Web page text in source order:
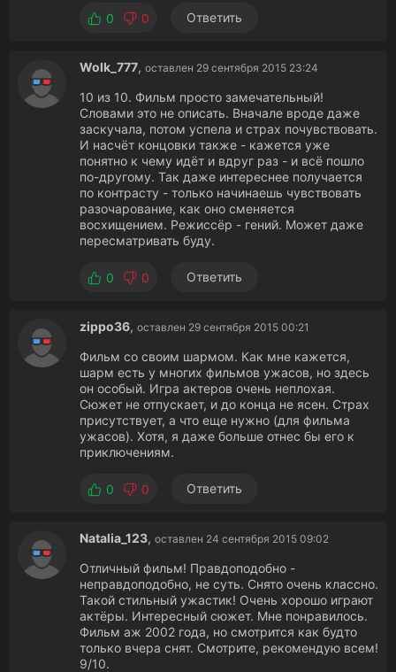
0 0 Ответить
Wolk_777, оставлен 29 сентября 2015 23:24
10 из 10. Фильм просто замечательный!
Словами это не описать. Вначале вроде даже
заскучала, потом успела и страх почувствовать.
И насчёт концовки также - кажется уже
понятно к чему идёт и вдруг раз - и всё пошло
по-другому. Так даже интереснее получается
по контрасту - только начинаешь чувствовать
разочарование, как оно сменяется
восхищением. Режиссёр - гений. Может даже
пересматривать буду.
0 0 Ответить
zippo36, оставлен 29 сентября 2015 00:21
Фильм со своим шармом. Как мне кажется,
шарм есть у многих фильмов ужасов, но здесь
он особый. Игра актеров очень неплохая.
Сюжет не отпускает, и до конца не ясен. Страх
присутствует, а что еще нужно (для фильма
ужасов). Хотя, я даже больше отнес бы его к
приключениям.
0 0 Ответить
Natalia_123, оставлен 24 сентября 2015 09:02
Отличный фильм! Правдоподобно -
неправдоподобно, не суть. Снято очень классно.
Такой стильный ужастик! Очень хорошо играют
актёры. Интересный сюжет. Мне понравилось.
Фильм аж 2002 года, но смотрится как будто
только вчера снят. Смотрите, рекомендую всем!
9/10.